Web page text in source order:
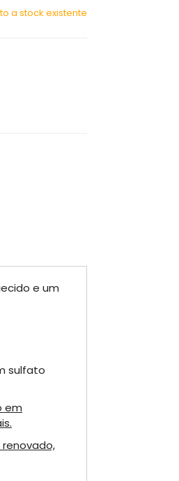
a stock existente
e um
sulfato
em